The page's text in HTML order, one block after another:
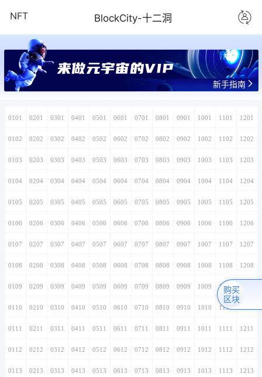
NFT BlockCity-十二洞
来做元宇宙的VIP
新手指南
0101 0201 0301 0401 0501 0601 0701 0801 0901 1001 1101 1201
0102 0202 0302 0402 0502 0602 0702 0802 0902 1002 1102 1202
0103 0203 0303 0403 0503 0603 0703 0803 0903 1003 1103 1203
0104 0204 0304 0404 0504 0604 0704 0804 0904 1004 1104 1204
0105 0205 0305 0405 0505 0605 0705 0805 0905 1005 1105 1205
0106 0206 0306 0406 0506 0606 0706 0806 0906 1006 1106 1206
0107 0207 0307 0407 0507 0607 0707 0807 0907 1007 1107 1207
0108 0208 0308 0408 0508 0608 0708 0808 0908 1008 1108 1208
0109 0209 0309 0409 0509 0609 0709 0809 0909 1009 1109
0110 0210 0310 0410 0510 0610 0710 0810 0910 1010 1110
0111 0211 0311 0411 0511 0611 0711 0811 0911 1011 1111 1211
0112 0212 0312 0412 0512 0612 0712 0812 0912 1012 1112 1212
0113 0213 0313 0413 0513 0613 0713 0813 0913 1013 1113 1213
购买
区块